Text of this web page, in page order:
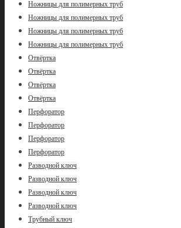
Ножницы для полимерных труб
Ножницы для полимерных труб
Ножницы для полимерных труб
Ножницы для полимерных труб
Отвёртка
Отвёртка
Отвёртка
Отвёртка
Перфоратор
Перфоратор
Перфоратор
Перфоратор
Разводной ключ
Разводной ключ
Разводной ключ
Разводной ключ
Трубный ключ